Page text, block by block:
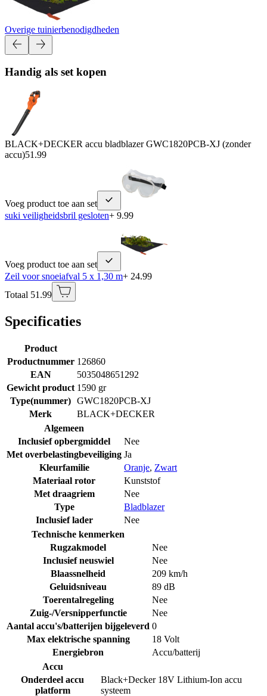
Overige tuinierbenodigdheden
Handig als set kopen
BLACK+DECKER accu bladblazer GWC1820PCB-XJ (zonder
accu)51.99
Voeg product toe aan set
suki veiligheidsbril gesloten+ 9.99
Voeg product toe aan set
Zeil voor snoeiafval 5 x 1,30 m+ 24.99
Totaal 51.99
Specificaties
Product
Productnummer 126860
EAN
5035048651292
Gewicht product 1590 gr
Type(nummer) GWC1820PCB-XJ
Merk
BLACK+DECKER
Algemeen
Inclusief opbergmiddel
Nee
Met overbelastingbeveiliging Ja
Kleurfamilie
Oranje, Zwart
Materiaal rotor
Kunststof
Met draagriem
Nee
Type
Bladblazer
Inclusief lader
Nee
Technische kenmerken
Rugzakmodel
Nee
Inclusief neuswiel
Nee
Blaassnelheid
209 km/h
Geluidsniveau
89 dB
Toerentalregeling
Nee
Zuig-/Versnipperfunctie
Nee
Aantal accu's/batterijen bijgeleverd 0
Max elektrische spanning
18 Volt
Energiebron
Accu/batterij
Accu
Onderdeel accu
platform
Black+Decker 18V Lithium-Ion accu
systeem